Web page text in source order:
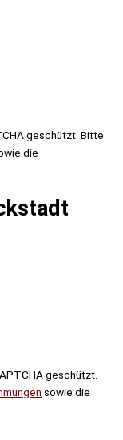
geschützt. Bitte
die
geschützt.
sowie die